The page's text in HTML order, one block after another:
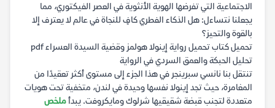
الاجتماعية التي تفرضها الهوية الأنثوية في العصر الفيكتوري، مما
يجعلنا نتساءل: هل الذكاء الفطري كافٍ للنجاة في عالم لا يعترف إلا
بالقوة والتحيز؟
تحميل كتاب تحميل رواية إينولا هولمز وقضية السيدة العسراء pdf
تحليل الحبكة والعمق السردي في الرواية
تنتقل بنا نانسي سبرينجر في هذا الجزء إلى مستوى أكثر تعقيدًا من
المغامرة، حيث تجد إينولا نفسها وحيدة في لندن، متخفية تحت هويات
متعددة لتجنب قبضة شقيقيها شرلوك ومايكروفت. يبدأملخص